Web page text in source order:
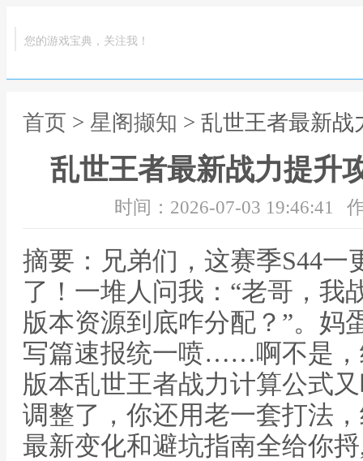
您的游戏宝典，关注我！
首页 > 星阁撷知 > 乱世王者最新战
乱世王者最新战力提升
时间：2026-07-03 19:46:41
摘要：兄弟们，这赛季S44
了！一堆人问我：“老哥，我
版本资源到底咋分配？”。妈
写篇速报统一喷……啊不是，
版本乱世王者战力计算公式
调整了，你还用老一套打法
最新变化和避坑指南全给你